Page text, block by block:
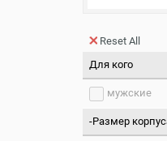
Reset All
Для кого
мужские
-Размер